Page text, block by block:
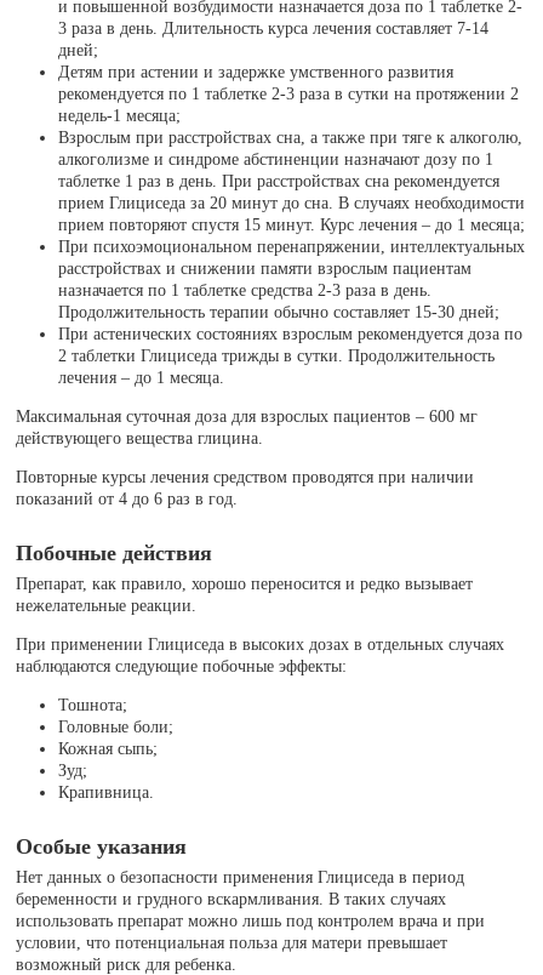
и повышенной возбудимости назначается доза по 1 таблетке 2-
3 раза в день. Длительность курса лечения составляет 7-14
дней;
Детям при астении и задержке умственного развития
рекомендуется по 1 таблетке 2-3 раза в сутки на протяжении 2
недель-1 месяца;
Взрослым при расстройствах сна, а также при тяге к алкоголю,
алкоголизме и синдроме абстиненции назначают дозу по 1
таблетке 1 раз в день. При расстройствах сна рекомендуется
прием Глициседа за 20 минут до сна. В случаях необходимости
прием повторяют спустя 15 минут. Курс лечения – до 1 месяца;
При психоэмоциональном перенапряжении, интеллектуальных
расстройствах и снижении памяти взрослым пациентам
назначается по 1 таблетке средства 2-3 раза в день.
Продолжительность терапии обычно составляет 15-30 дней;
При астенических состояниях взрослым рекомендуется доза по
2 таблетки Глициседа трижды в сутки. Продолжительность
лечения – до 1 месяца.
Максимальная суточная доза для взрослых пациентов – 600 мг
действующего вещества глицина.
Повторные курсы лечения средством проводятся при наличии
показаний от 4 до 6 раз в год.
Побочные действия
Препарат, как правило, хорошо переносится и редко вызывает
нежелательные реакции.
При применении Глициседа в высоких дозах в отдельных случаях
наблюдаются следующие побочные эффекты:
Тошнота;
Головные боли;
Кожная сыпь;
Зуд;
Крапивница.
Особые указания
Нет данных о безопасности применения Глициседа в период
беременности и грудного вскармливания. В таких случаях
использовать препарат можно лишь под контролем врача и при
условии, что потенциальная польза для матери превышает
возможный риск для ребенка.